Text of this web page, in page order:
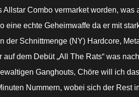
Combo vermarket worden, was
echte Geheimwaffe da er mit
Schnittmenge (NY) Hardcore,
dem Debüt „All The Rats“ was
Ganghouts, Chöre will ich
Nummern, wobei sich der Rest